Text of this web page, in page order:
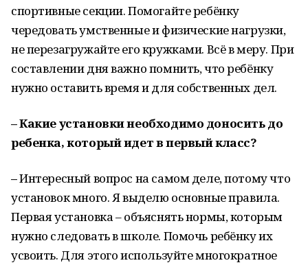
спортивные секции. Помогайте ребёнку
чередовать умственные и физические нагрузки,
не перезагружайте его кружками. Всё в меру. При
составлении дня важно помнить, что ребёнку
нужно оставить время и для собственных дел.
– Какие установки необходимо доносить до
ребенка, который идет в первый класс?
–Интересный вопрос на самом деле, потому что
установок много. Я выделю основные правила.
Первая установка – объяснять нормы, которым
нужно следовать в школе. Помочь ребёнку их
усвоить. Для этого используйте многократное